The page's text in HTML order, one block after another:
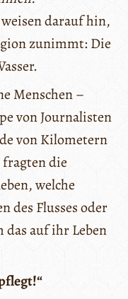
darauf hin,
zunimmt: Die
Menschen –
von Journalisten
von Kilometern
fragten die
welche
des Flusses oder
das auf ihr Leben